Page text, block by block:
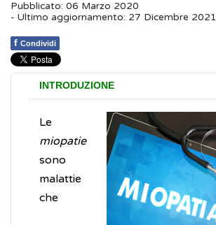
Pubblicato: 06 Marzo 2020
- Ultimo aggiornamento: 27 Dicembre 2021
f Condividi
INTRODUZIONE
Le
miopatie
sono
malattie
che